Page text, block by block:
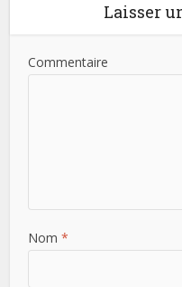
Laisser
Commentaire
Nom*